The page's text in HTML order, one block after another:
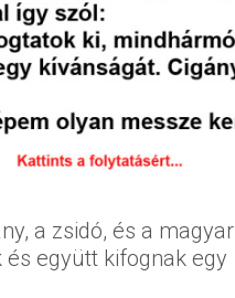
a zsidó, és a magyar
és együtt kifognak egy